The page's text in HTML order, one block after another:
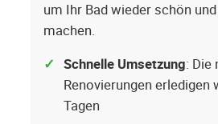
um Ihr Bad wieder schön
machen.
Schnelle Umsetzung: Die
Renovierungen erledigen
Tagen